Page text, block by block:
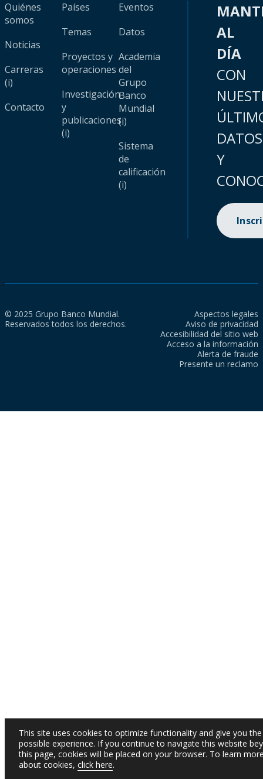
Quiénes
somos
Noticias
Carreras
(i)
Contacto
Países
Temas
Proyectos y
operaciones
Investigación
y
publicaciones
(i)
Eventos
Datos
Academia
del
Grupo
Banco
Mundial
(i)
Sistema
de
calificación
(i)
AL
DÍA
CON
DATOS
Y
© 2025 Grupo Banco Mundial.
Reservados todos los derechos.
Aspectos legales
Aviso de privacidad
Accesibilidad del sitio web
Acceso a la información
Alerta de fraude
Presente un reclamo
This site uses cookies to optimize functionality and give you
possible experience. If you continue to navigate this website
this page, cookies will be placed on your browser. To learn
about cookies, click here.